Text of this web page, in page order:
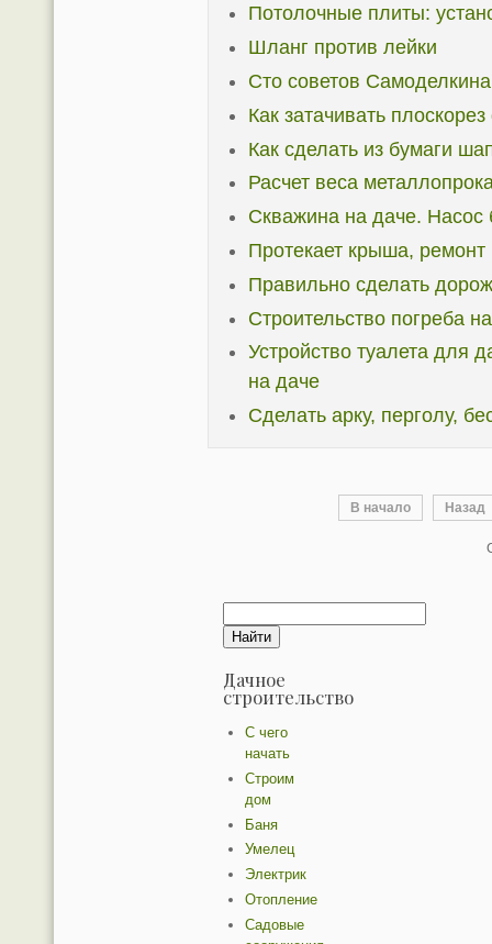
Потолочные плиты:
Шланг против лейки
Сто советов Самоделкина
Как затачивать
Как сделать из бумаги
Расчет веса
Скважина на даче. Насос
Протекает крыша,
Правильно сделать
Строительство погреба
Устройство туалета для
на даче
Сделать арку, перголу,
В начало Назад
Дачное
строительство
С чего
начать
Строим
дом
Баня
Умелец
Электрик
Отопление
Садовые